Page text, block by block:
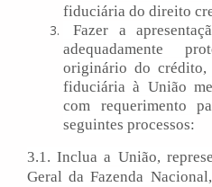
fiduciária do direito
Fazer a
adequadamente
originário do crédito,
fiduciária à União
com requerimento
seguintes processos:
3.1. Inclua a União,
Geral da Fazenda